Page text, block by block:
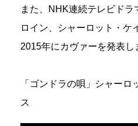
また、NHK連続テレビドラ
ロイン、シャーロット・ケ
2015年にカヴァーを発表し
「ゴンドラの唄」シャーロ
ス